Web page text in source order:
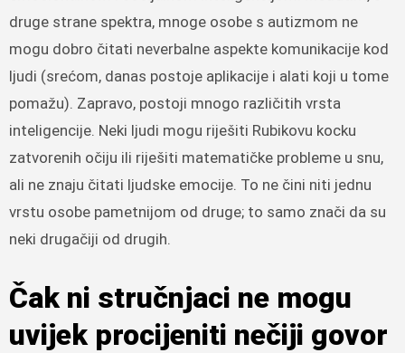
druge strane spektra, mnoge osobe s autizmom ne
mogu dobro čitati neverbalne aspekte komunikacije kod
ljudi (srećom, danas postoje aplikacije i alati koji u tome
pomažu). Zapravo, postoji mnogo različitih vrsta
inteligencije. Neki ljudi mogu riješiti Rubikovu kocku
zatvorenih očiju ili riješiti matematičke probleme u snu,
ali ne znaju čitati ljudske emocije. To ne čini niti jednu
vrstu osobe pametnijom od druge; to samo znači da su
neki drugačiji od drugih.
Čak ni stručnjaci ne mogu
uvijek procijeniti nečiji govor